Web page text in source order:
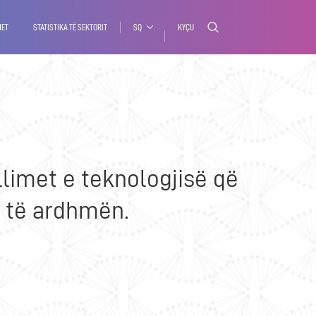
STATISTIKA TË SEKTORIT SQ KYÇU
e teknologjisë që
ardhmën.